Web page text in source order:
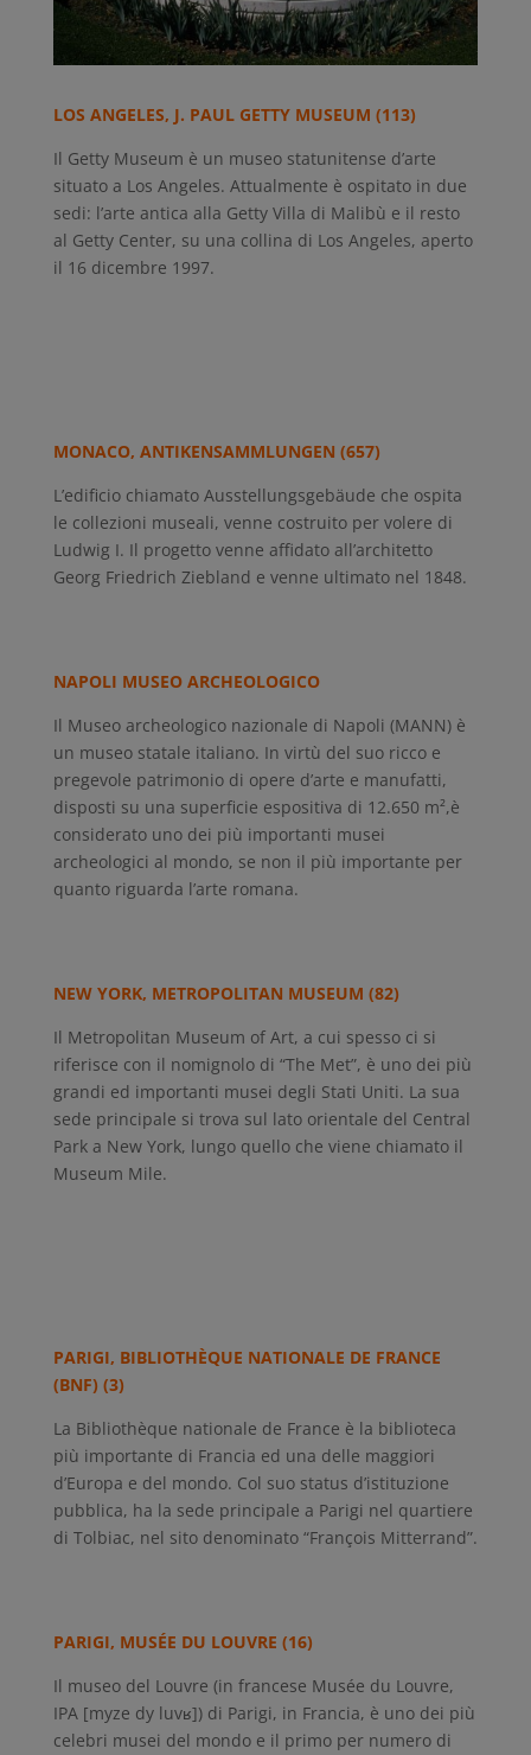
LOS ANGELES, J. PAUL GETTY MUSEUM (113)
Il Getty Museum è un museo statunitense d’arte
situato a Los Angeles. Attualmente è ospitato in due
sedi: l’arte antica alla Getty Villa di Malibù e il resto
al Getty Center, su una collina di Los Angeles, aperto
il 16 dicembre 1997.
MONACO, ANTIKENSAMMLUNGEN (657)
L’edificio chiamato Ausstellungsgebäude che ospita
le collezioni museali, venne costruito per volere di
Ludwig I. Il progetto venne affidato all’architetto
Georg Friedrich Ziebland e venne ultimato nel 1848.
NAPOLI MUSEO ARCHEOLOGICO
Il Museo archeologico nazionale di Napoli (MANN) è
un museo statale italiano. In virtù del suo ricco e
pregevole patrimonio di opere d’arte e manufatti,
disposti su una superficie espositiva di 12.650 m²,è
considerato uno dei più importanti musei
archeologici al mondo, se non il più importante per
quanto riguarda l’arte romana.
NEW YORK, METROPOLITAN MUSEUM (82)
Il Metropolitan Museum of Art, a cui spesso ci si
riferisce con il nomignolo di “The Met”, è uno dei più
grandi ed importanti musei degli Stati Uniti. La sua
sede principale si trova sul lato orientale del Central
Park a New York, lungo quello che viene chiamato il
Museum Mile.
PARIGI, BIBLIOTHÈQUE NATIONALE DE FRANCE
(BNF) (3)
La Bibliothèque nationale de France è la biblioteca
più importante di Francia ed una delle maggiori
d’Europa e del mondo. Col suo status d’istituzione
pubblica, ha la sede principale a Parigi nel quartiere
di Tolbiac, nel sito denominato “François Mitterrand”.
PARIGI, MUSÉE DU LOUVRE (16)
Il museo del Louvre (in francese Musée du Louvre,
IPA [myze dy luvʁ]) di Parigi, in Francia, è uno dei più
celebri musei del mondo e il primo per numero di